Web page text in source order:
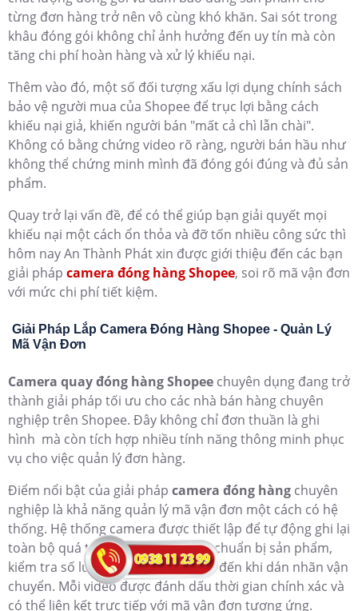
từng đơn hàng trở nên vô cùng khó khăn. Sai sót trong
khâu đóng gói không chỉ ảnh hưởng đến uy tín mà còn
tăng chi phí hoàn hàng và xử lý khiếu nại.
Thêm vào đó, một số đối tượng xấu lợi dụng chính sách
bảo vệ người mua của Shopee để trục lợi bằng cách
khiếu nại giả, khiến người bán "mất cả chì lẫn chài".
Không có bằng chứng video rõ ràng, người bán hầu như
không thể chứng minh mình đã đóng gói đúng và đủ sản
phẩm.
Quay trở lại vấn đề, để có thể giúp bạn giải quyết mọi
khiếu nại một cách ổn thỏa và đỡ tốn nhiều công sức thì
hôm nay An Thành Phát xin được giới thiệu đến các bạn
giải pháp camera đóng hàng Shopee, soi rõ mã vận đơn
với mức chi phí tiết kiệm.
Giải Pháp Lắp Camera Đóng Hàng Shopee - Quản Lý
Mã Vận Đơn
Camera quay đóng hàng Shopee chuyên dụng đang trở
thành giải pháp tối ưu cho các nhà bán hàng chuyên
nghiệp trên Shopee. Đây không chỉ đơn thuần là ghi
hình mà còn tích hợp nhiều tính năng thông minh phục
vụ cho việc quản lý đơn hàng.
Điểm nổi bật của giải pháp camera đóng hàng chuyên
nghiệp là khả năng quản lý mã vận đơn một cách có hệ
thống. Hệ thống camera được thiết lập để tự động ghi lại
toàn bộ quá trình đóng gói, từ lúc chuẩn bị sản phẩm,
kiểm tra số lượng, đóng thùng cho đến khi dán nhãn vận
chuyển. Mỗi video được đánh dấu thời gian chính xác và
có thể liên kết trực tiếp với mã vận đơn tương ứng.